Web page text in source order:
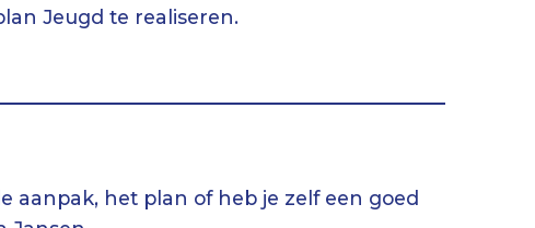
Jeugd te realiseren.
aanpak, het plan of heb je zelf een goed